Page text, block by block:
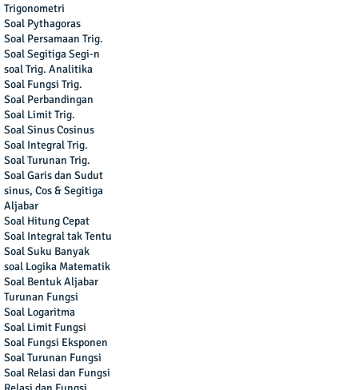
Trigonometri
Soal Pythagoras
Soal Persamaan Trig.
Soal Segitiga Segi-n
soal Trig. Analitika
Soal Fungsi Trig.
Soal Perbandingan
Soal Limit Trig.
Soal Sinus Cosinus
Soal Integral Trig.
Soal Turunan Trig.
Soal Garis dan Sudut
sinus, Cos & Segitiga
Aljabar
Soal Hitung Cepat
Soal Integral tak Tentu
Soal Suku Banyak
soal Logika Matematik
Soal Bentuk Aljabar
Turunan Fungsi
Soal Logaritma
Soal Limit Fungsi
Soal Fungsi Eksponen
Soal Turunan Fungsi
Soal Relasi dan Fungsi